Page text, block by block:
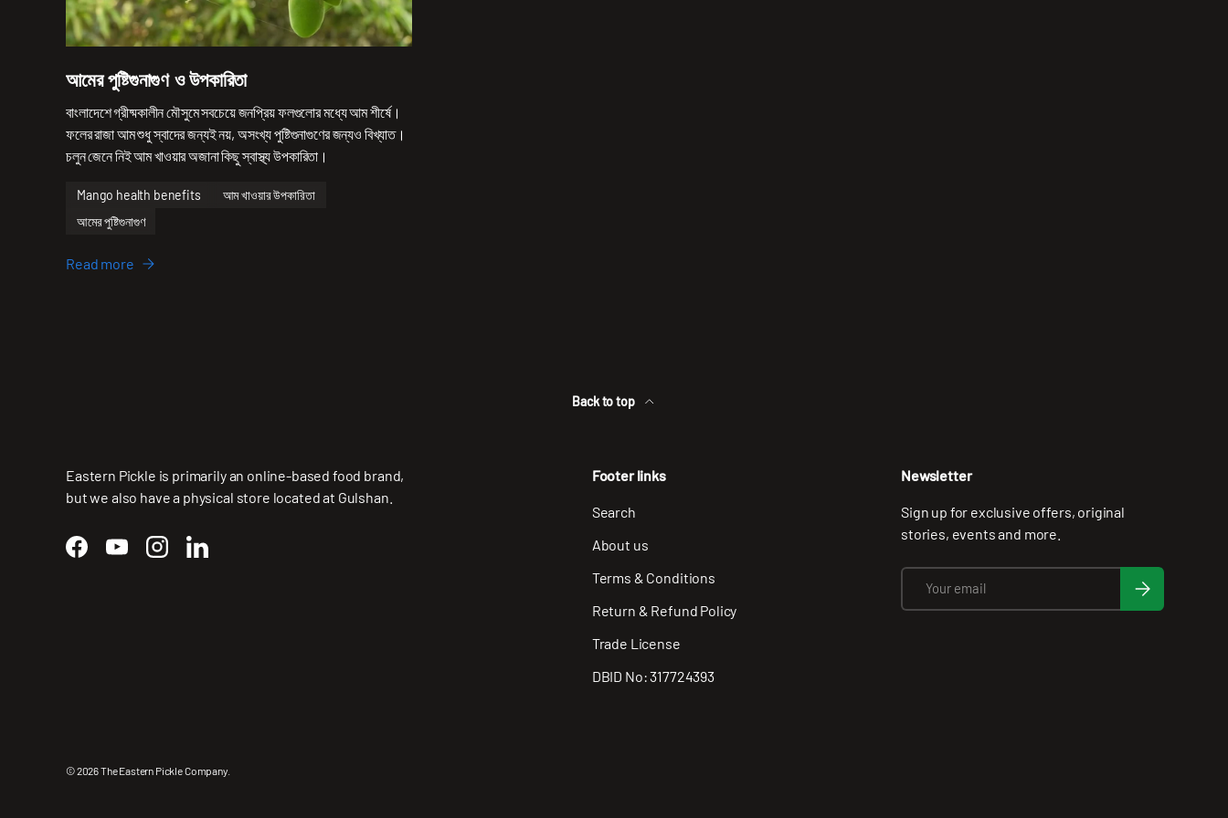
আমের পুষ্টিগুনাগুণ ও উপকারিতা
বাংলাদেশে গ্রীষ্মকালীন মৌসুমে সবচেয়ে জনপ্রিয় ফলগুলোর মধ্যে আম শীর্ষে।
ফলের রাজা আম শুধু স্বাদের জন্যই নয়, অসংখ্য পুষ্টিগুনাগুণের জন্যও বিখ্যাত।
চলুন জেনে নিই আম খাওয়ার অজানা কিছু স্বাস্থ্য উপকারিতা।
Mango health benefits
আম খাওয়ার উপকারিতা
আমের পুষ্টিগুনাগুণ
Read more
Back to top
Eastern Pickle is primarily an online-based food brand,
but we also have a physical store located at Gulshan.
FacebookYouTubeInstagramLinkedIn
Footer links
Search
About us
Terms & Conditions
Return & Refund Policy
Trade License
DBID No: 317724393
Newsletter
Sign up for exclusive offers, original
stories, events and more.
Subscribe
© 2026The Eastern Pickle Company.